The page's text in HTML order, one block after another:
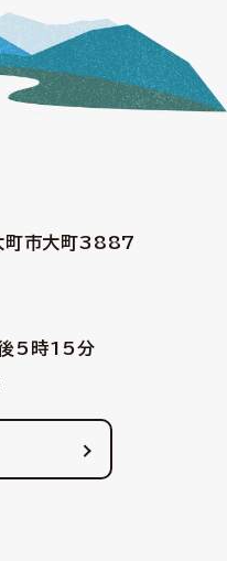
町市大町3887
後5時15分